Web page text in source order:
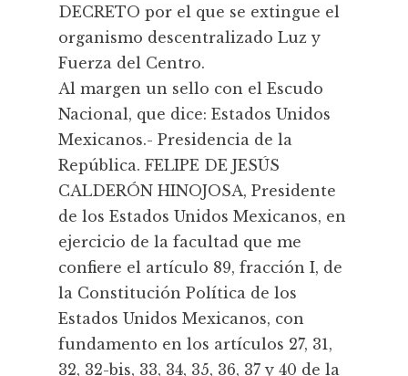
DECRETO por el que se extingue el
organismo descentralizado Luz y
Fuerza del Centro.
Al margen un sello con el Escudo
Nacional, que dice: Estados Unidos
Mexicanos.- Presidencia de la
República. FELIPE DE JESÚS
CALDERÓN HINOJOSA, Presidente
de los Estados Unidos Mexicanos, en
ejercicio de la facultad que me
confiere el artículo 89, fracción I, de
la Constitución Política de los
Estados Unidos Mexicanos, con
fundamento en los artículos 27, 31,
32, 32-bis, 33, 34, 35, 36, 37 y 40 de la